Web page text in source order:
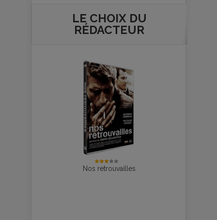
LE CHOIX DU
RÉDACTEUR
Nos retrouvailles